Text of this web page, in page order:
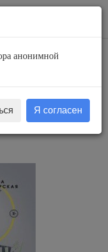
-
анонимной
Я согласен